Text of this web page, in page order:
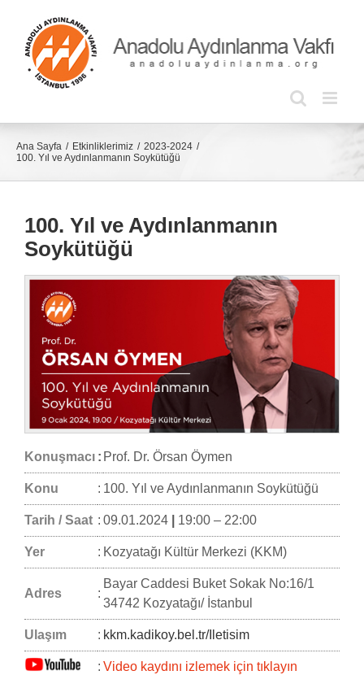
content
Ana Sayfa Etkinliklerimiz
2023-2024
100. Yıl ve Aydınlanmanın Soykütüğü
100. Yıl ve Aydınlanmanın
Soykütüğü
Konuşmacı : Prof. Dr. Örsan Öymen
Konu : 100. Yıl ve Aydınlanmanın Soykütüğü
Tarih / Saat : 09.01.2024 19:00 – 22:00
Yer : Kozyatağı Kültür Merkezi (KKM)
Adres :
Bayar Caddesi Buket Sokak No:16/1
34742 Kozyatağı/ İstanbul
Ulaşım : kkm.kadikoy.bel.tr/Iletisim
: Video kaydını izlemek için tıklayın